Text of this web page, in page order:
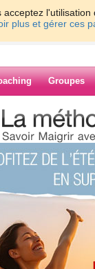
plus et gérer ces
Groupes
>
- 30 31 - 38
13 14 15